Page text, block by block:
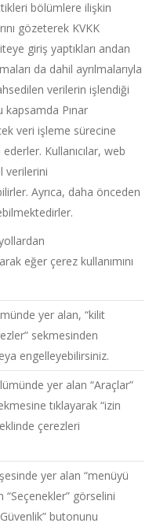
bölümlere ilişkin
gözeterek KVKK
giriş yaptıkları andan
da dahil ayrılmalarıyla
verilerin işlendiği
Pınar
veri işleme sürecine
Kullanıcılar, web
verilerini
Ayrıca, daha önceden
eğer çerez kullanımını
yer alan, “kilit
sekmesinden
engelleyebilirsiniz.
yer alan “Araçlar”
tıklayarak “izin
çerezleri
yer alan “menüyü
“Seçenekler” görselini
butonunu